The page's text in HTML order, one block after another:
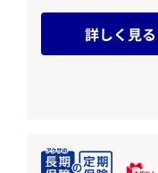
詳しく見る